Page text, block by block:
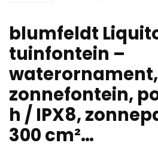
blumfeldt
tuinfontein –
waterornament,
zonnefontein,
h / IPX8,
300 cm²…